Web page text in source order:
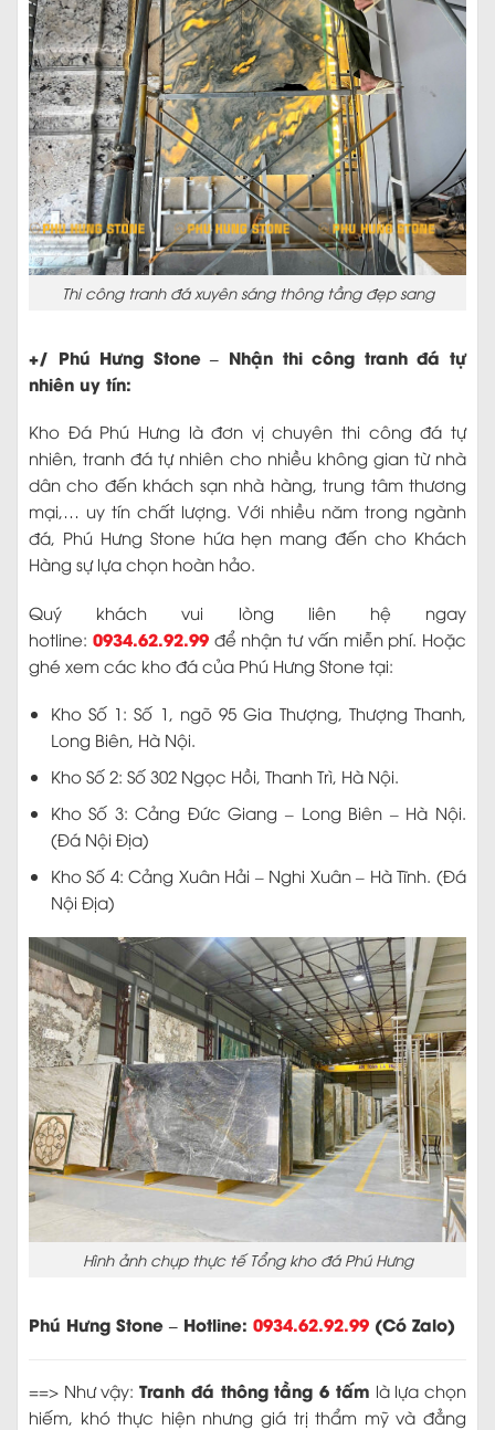
Thi công tranh đá xuyên sáng thông tầng đẹp sang
+/ Phú Hưng Stone – Nhận thi công tranh đá tự
nhiên uy tín:
Kho Đá Phú Hưng là đơn vị chuyên thi công đá tự
nhiên, tranh đá tự nhiên cho nhiều không gian từ nhà
dân cho đến khách sạn nhà hàng, trung tâm thương
mại,… uy tín chất lượng. Với nhiều năm trong ngành
đá, Phú Hưng Stone hứa hẹn mang đến cho Khách
Hàng sự lựa chọn hoàn hảo.
Quý khách vui lòng liên hệ ngay
hotline: 0934.62.92.99để nhận tư vấn miễn phí. Hoặc
ghé xem các kho đá của Phú Hưng Stone tại:
Kho Số 1: Số 1, ngõ 95 Gia Thượng, Thượng Thanh,
Long Biên, Hà Nội.
Kho Số 2: Số 302 Ngọc Hồi, Thanh Trì, Hà Nội.
Kho Số 3: Cảng Đức Giang – Long Biên – Hà Nội.
(Đá Nội Địa)
Kho Số 4: Cảng Xuân Hải – Nghi Xuân – Hà Tĩnh. (Đá
Nội Địa)
Hình ảnh chụp thực tế Tổng kho đá Phú Hưng
Phú Hưng Stone – Hotline: 0934.62.92.99 (Có Zalo)
==> Như vậy:Tranh đá thông tầng 6 tấm là lựa chọn
hiếm, khó thực hiện nhưng giá trị thẩm mỹ và đẳng